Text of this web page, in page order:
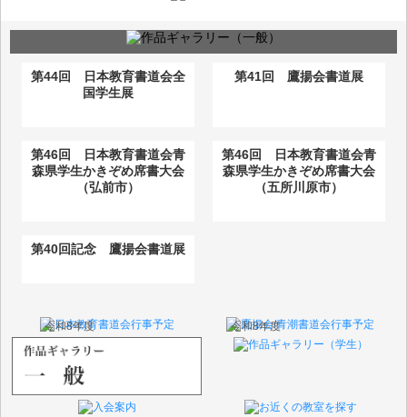
第44回 日本教育書道会全
国学生展
第41回 鷹揚会書道展
第46回 日本教育書道会青
森県学生かきぞめ席書大会
（弘前市）
第46回 日本教育書道会青
森県学生かきぞめ席書大会
（五所川原市）
第40回記念 鷹揚会書道展
令和8年度 令和8年度